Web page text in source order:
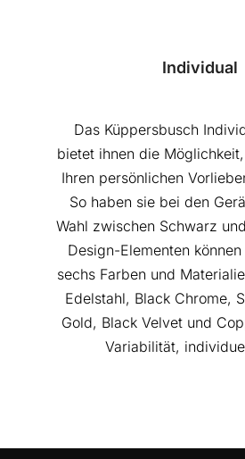
Individual
Das Küppersbusch
bietet ihnen die
Ihren persönlichen
So haben sie bei den
Wahl zwischen Schwarz
Design-Elementen
sechs Farben und
Edelstahl, Black Chrome,
Gold, Black Velvet und
Variabilität,